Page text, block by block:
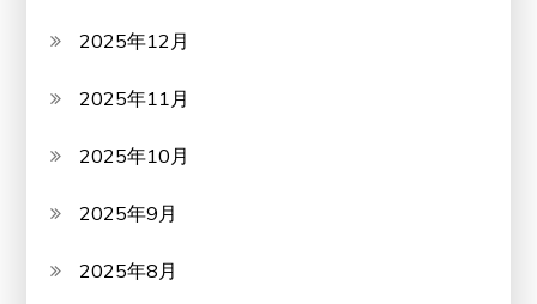
2025年12月
2025年11月
2025年10月
2025年9月
2025年8月